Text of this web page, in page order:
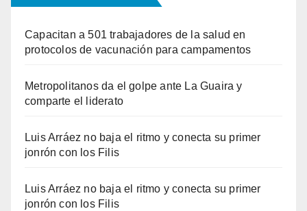
Capacitan a 501 trabajadores de la salud en
protocolos de vacunación para campamentos
Metropolitanos da el golpe ante La Guaira y
comparte el liderato
Luis Arráez no baja el ritmo y conecta su primer
jonrón con los Filis
Luis Arráez no baja el ritmo y conecta su primer
jonrón con los Filis